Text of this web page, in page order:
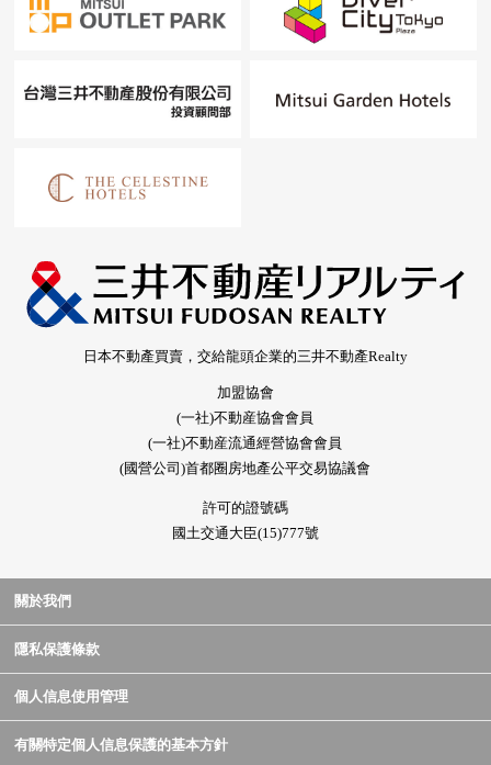
日本不動產買賣，交給龍頭企業的三井不動產Realty
加盟協會
(一社)不動産協會會員
(一社)不動産流通經營協會會員
(國營公司)首都圈房地產公平交易協議會
許可的證號碼
國土交通大臣(15)777號
關於我們
隱私保護條款
個人信息使用管理
有關特定個人信息保護的基本方針